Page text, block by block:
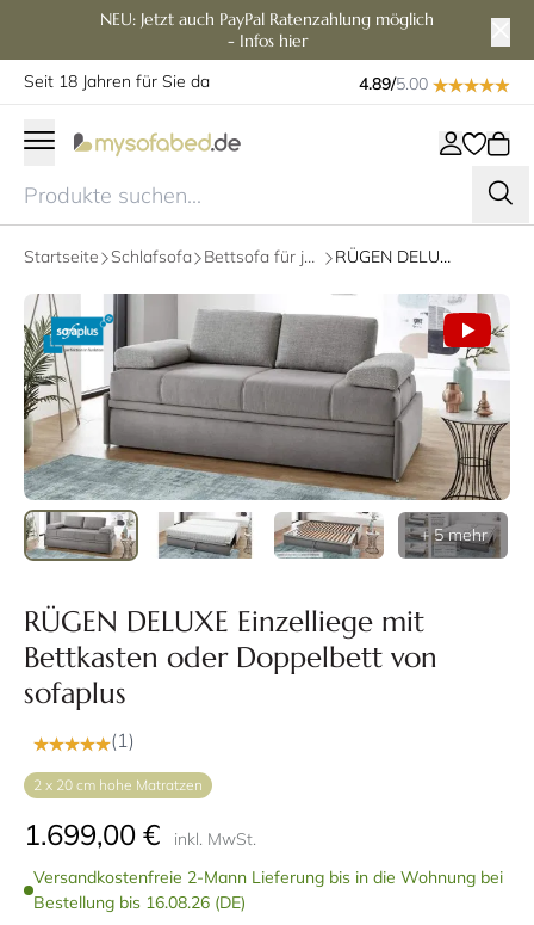
NEU: Jetzt auch PayPal Ratenzahlung möglich
- Infos hier
Seit 18 Jahren für Sie da
4.89/5.00
Startseite Schlafsofa Bettsofa für jeden Tag RÜGEN DELUXE Einzelliege mit Bettkasten oder Doppelbett von sofaplus
+ 5 mehr
RÜGEN DELUXE Einzelliege mit
Bettkasten oder Doppelbett von
sofaplus
(1)
2 x 20 cm hohe Matratzen
1.699,00 €
inkl. MwSt.
Versandkostenfreie 2-Mann Lieferung bis in die Wohnung bei
Bestellung bis 16.08.26 (DE)